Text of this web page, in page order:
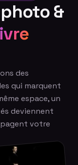
&
des
qui marquent
espace, un
deviennent
votre